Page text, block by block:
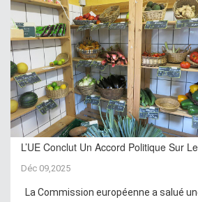
L’UE Conclut Un Accord Politique Sur
Déc 09,2025
La Commission européenne a salué